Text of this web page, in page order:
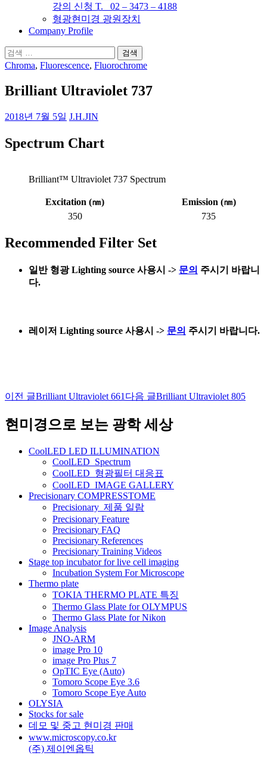
강의 신청 T. 02 – 3473 – 4188
형광현미경 광원장치
Company Profile
검
색:
Chroma, Fluorescence, Fluorochrome
Brilliant Ultraviolet 737
2018년 7월 5일 J.H.JIN
Spectrum Chart
Brilliant™ Ultraviolet 737 Spectrum
Excitation (㎚) Emission (㎚)
350
735
Recommended Filter Set
일반 형광 Lighting source 사용시 -> 문의 주시기 바랍니
다.
레이저 Lighting source 사용시 -> 문의 주시기 바랍니다.
글
네
이전 글Brilliant Ultraviolet 661다음 글Brilliant Ultraviolet 805
현미경으로 보는 광학 세상
CoolLED LED ILLUMINATION
CoolLED_Spectrum
CoolLED_형광필터 대응표
CoolLED_IMAGE GALLERY
Precisionary COMPRESSTOME
Precisionary_제품 일람
Precisionary Feature
Precisionary FAQ
Precisionary References
Precisionary Training Videos
Stage top incubator for live cell imaging
Incubation System For Microscope
Thermo plate
TOKIA THERMO PLATE 특징
Thermo Glass Plate for OLYMPUS
Thermo Glass Plate for Nikon
Image Analysis
JNO-ARM
image Pro 10
image Pro Plus 7
OpTIC Eye (Auto)
Tomoro Scope Eye 3.6
Tomoro Scope Eye Auto
OLYSIA
Stocks for sale
데모 및 중고 현미경 판매
www.microscopy.co.kr
(주) 제이엔옵틱